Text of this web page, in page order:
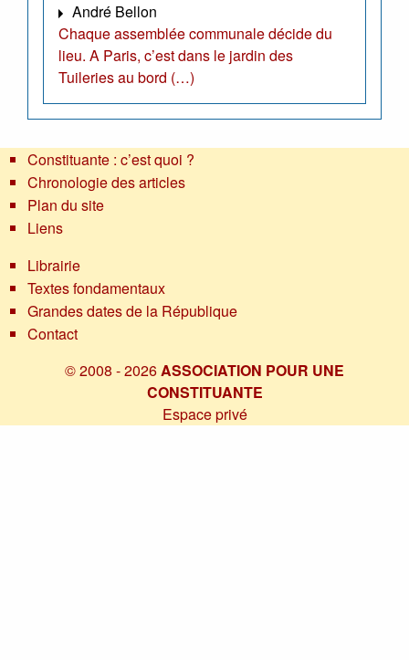
André Bellon
Chaque assemblée communale décide du
lieu. A Paris, c’est dans le jardin des
Tuileries au bord (…)
Constituante : c’est quoi ?
Chronologie des articles
Plan du site
Liens
Librairie
Textes fondamentaux
Grandes dates de la République
Contact
© 2008 - 2026ASSOCIATION POUR UNE
CONSTITUANTE
Espace privé